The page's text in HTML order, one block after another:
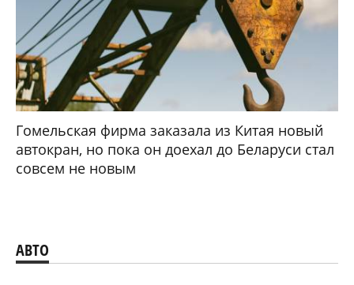
Гомельская фирма заказала из Китая новый
автокран, но пока он доехал до Беларуси стал
совсем не новым
АВТО